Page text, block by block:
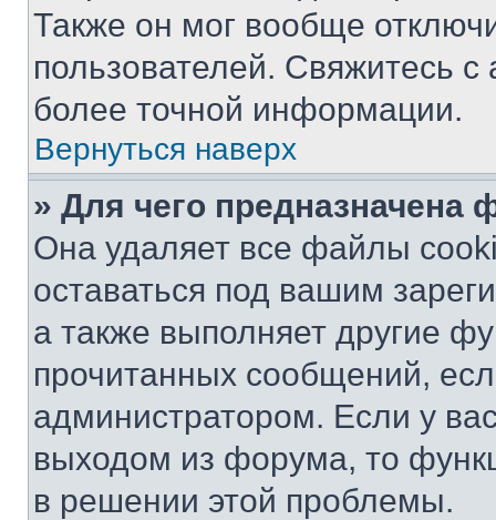
Также он мог вообще
пользователей. Свяжитесь
более точной информации.
Вернуться наверх
» Для чего предназначена
Она удаляет все файлы
оставаться под вашим
а также выполняет другие
прочитанных сообщений,
администратором. Если у
выходом из форума, то
в решении этой проблемы.